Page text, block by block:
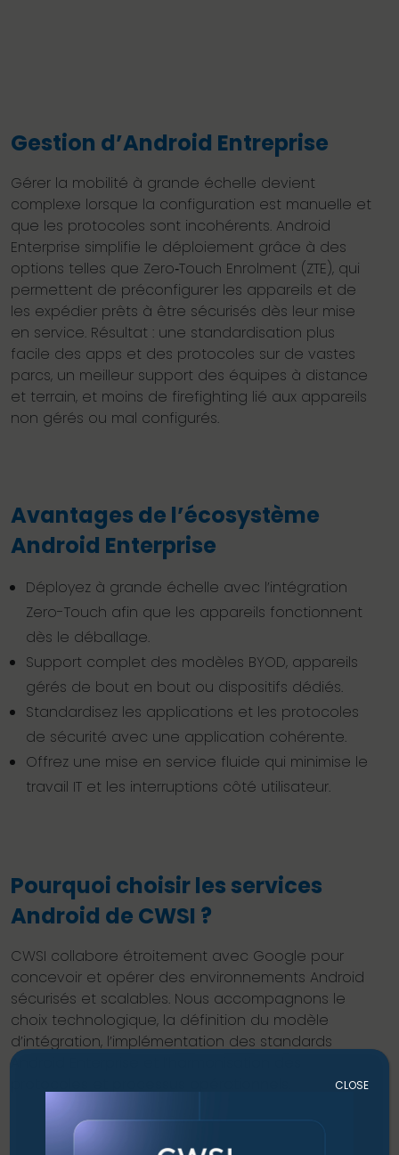
Gestion d’Android Entreprise
Gérer la mobilité à grande échelle devient
complexe lorsque la configuration est manuelle et
que les protocoles sont incohérents. Android
Enterprise simplifie le déploiement grâce à des
options telles que Zero‑Touch Enrolment (ZTE), qui
permettent de préconfigurer les appareils et de
les expédier prêts à être sécurisés dès leur mise
en service. Résultat : une standardisation plus
facile des apps et des protocoles sur de vastes
parcs, un meilleur support des équipes à distance
et terrain, et moins de firefighting lié aux appareils
non gérés ou mal configurés.
Avantages de l’écosystème
Android Enterprise
Déployez à grande échelle avec l’intégration
Zero-Touch afin que les appareils fonctionnent
dès le déballage.
Support complet des modèles BYOD, appareils
gérés de bout en bout ou dispositifs dédiés.
Standardisez les applications et les protocoles
de sécurité avec une application cohérente.
Offrez une mise en service fluide qui minimise le
travail IT et les interruptions côté utilisateur.
Pourquoi choisir les services
Android de CWSI ?
CWSI collabore étroitement avec Google pour
concevoir et opérer des environnements Android
sécurisés et scalables. Nous accompagnons le
choix technologique, la définition du modèle
d’intégration, l’implémentation des standards
Android Enterprise et l’harmonisation des
CLOSE